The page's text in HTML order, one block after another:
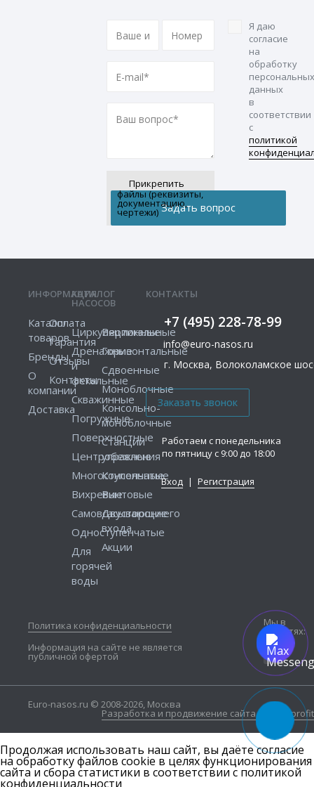
Прикрепить
файлы (реквизиты,
документацию,
чертежи)
Я даю
согласие
на
обработку
персональных
данных
в
соответствии
с
политикой
КОНТАКТЫ
+7 (495) 228-78-99
info@euro-nasos.ru
г. Москва, Волоколамское
Работаем с понедельника
по пятницу с 9:00 до 18:00
Вход | Регистрация
ИНФОРМАЦИЯ
Каталог
товаров
Бренды
О
компании
Доставка
Оплата
Гарантия
Отзывы
Контакты
КАТАЛОГ
НАСОСОВ
Циркуляционные
Дренажные
и
фекальные
Скважинные
Погружные
Поверхностные
Центробежные
Многоступенчатые
Вихревые
Самовсасывающие
Одноступенчатые
Для
горячей
воды
Вертикальные
Горизонтальные
Сдвоенные
Моноблочные
Консольно-
моноблочные
Станции
управления
Консольные
Винтовые
Двустороннего
входа
Акции
Политика конфиденциальности
Информация на сайте не является
публичной офертой
Мы в
соцсетях:
Euro-nasos.ru © 2008-2026, Москва
Разработка и продвижение сайта — Seo4profit
Продолжая использовать наш сайт, вы даёте согласие
на обработку файлов cookie в целях функционирования
сайта и сбора статистики в соответствии с политикой
конфиденциальности